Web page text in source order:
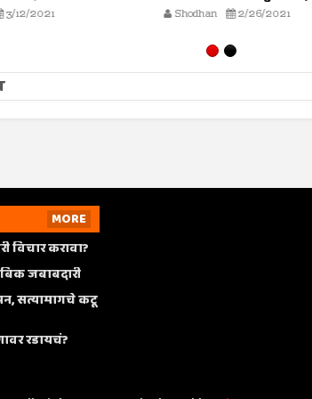
2/26/2021
MORE
विचार करावा?
जबाबदारी
सत्यामागचे कटू
रडायचं?